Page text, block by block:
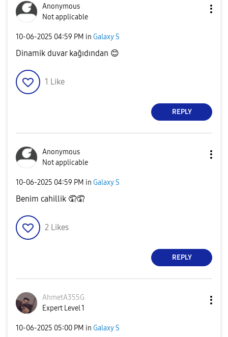
Anonymous
Not applicable
‎10-06-2025 04:59 PM in Galaxy S
Dinamik duvar kağıdından 😊
1 Like
REPLY
Anonymous
Not applicable
‎10-06-2025 04:59 PM in Galaxy S
Benim cahillik 🤦🤦
2 Likes
REPLY
AhmetA355G
Expert Level 1
‎10-06-2025 05:00 PM in Galaxy S